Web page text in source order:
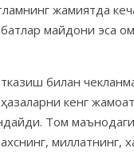
жамиятда
майдони эса
билан
кенг
Том
миллатнинг,